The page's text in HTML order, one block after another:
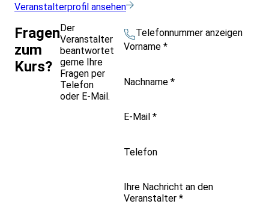
Veranstalterprofil ansehen
Fragen
zum
Kurs?
Der
Veranstalter
beantwortet
gerne Ihre
Fragen per
Telefon
oder E-Mail.
Telefonnummer anzeigen
Vorname *
Nachname *
E-Mail *
Telefon
Ihre Nachricht an den
Veranstalter *